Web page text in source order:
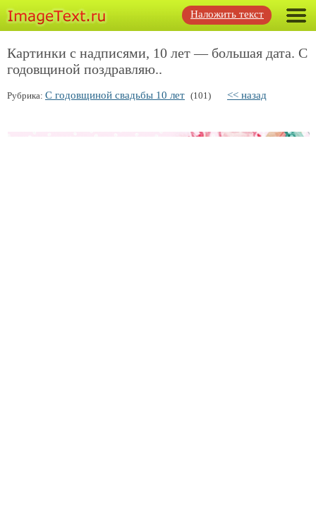
Наложить текст
Картинки с надписями, 10 лет — большая дата. С
годовщиной поздравляю..
Рубрика: С годовщиной свадьбы 10 лет (101) << назад